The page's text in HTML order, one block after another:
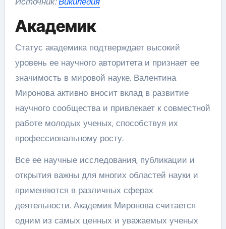
Академик
Статус академика подтверждает высокий
уровень ее научного авторитета и признает ее
значимость в мировой науке. Валентина
Миронова активно вносит вклад в развитие
научного сообщества и привлекает к совместной
работе молодых ученых, способствуя их
профессиональному росту.
Все ее научные исследования, публикации и
открытия важны для многих областей науки и
применяются в различных сферах
деятельности. Академик Миронова считается
одним из самых ценных и уважаемых ученых